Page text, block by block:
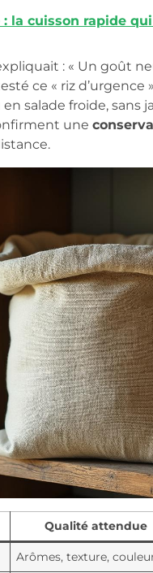
la cuisson rapide
: « Un goût
ce « riz d’urgence
salade froide, sans
une
Qualité attendue
Arômes, texture,